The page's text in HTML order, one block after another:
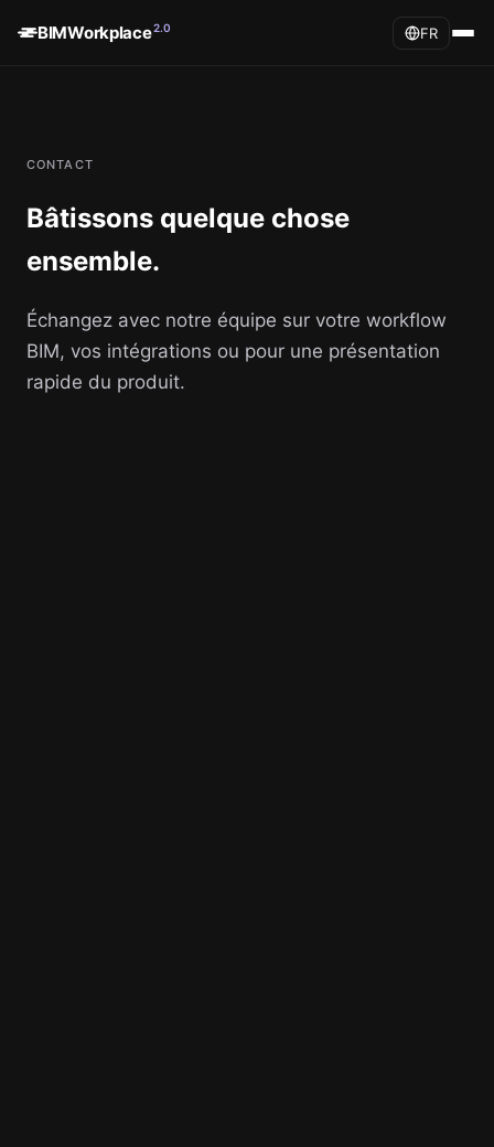
BIMWorkplace2.0 FR
CONTACT
Bâtissons quelque chose
ensemble.
Échangez avec notre équipe sur votre workflow
BIM, vos intégrations ou pour une présentation
rapide du produit.